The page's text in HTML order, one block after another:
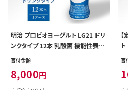
明治 プロビオヨーグルト LG21 ドリ
ンクタイプ 12本 乳酸菌 機能性表示
食品 飲むヨーグルト 飲み物 飲料 健
飲料 冷蔵 京都
寄付金額
8,000円
寄